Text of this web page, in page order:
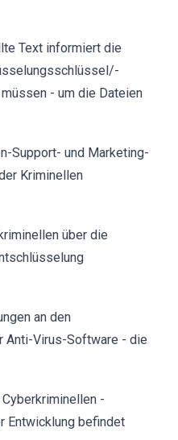
Text informiert die
- um die Dateien
Support- und Marketing-
Kriminellen
über die
an den
Anti-Virus-Software - die
-
Entwicklung befindet